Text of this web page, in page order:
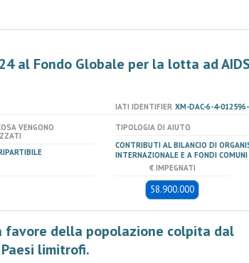
al Fondo Globale per la lotta ad
IATI IDENTIFIER XM-DAC-6-4-
VENGONO
TIPOLOGIA DI AIUTO
CONTRIBUTI AL BILANCIO DI
INTERNAZIONALE E A FONDI
€ IMPEGNATI
58.900.000
favore della popolazione colpita dal
limitrofi.